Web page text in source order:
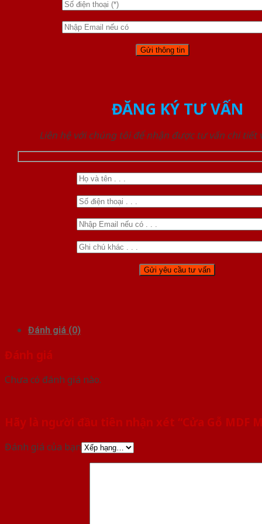
ĐĂNG KÝ TƯ VẤN
Liên hệ với chúng tôi để nhận được tư vấn chi tiết
Đánh giá (0)
Đánh giá
Chưa có đánh giá nào.
Hãy là người đầu tiên nhận xét “Cửa Gỗ MDF
Đánh giá của bạn